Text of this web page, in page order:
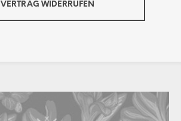
VERTRAG WIDERRUFEN